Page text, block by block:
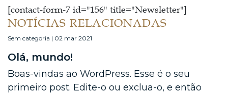
[contact-form-7 id="156" title="Newsletter"]
NOTÍCIAS RELACIONADAS
Sem categoria | 02 mar 2021
Olá, mundo!
Boas-vindas ao WordPress. Esse é o seu
primeiro post. Edite-o ou exclua-o, e então